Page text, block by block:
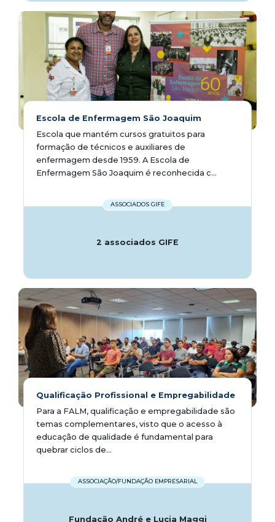
Escola de Enfermagem São Joaquim
Escola que mantém cursos gratuitos para
formação de técnicos e auxiliares de
enfermagem desde 1959. A Escola de
Enfermagem São Joaquim é reconhecida c...
ASSOCIADOS GIFE
2 associados GIFE
Qualificação Profissional e Empregabilidade
Para a FALM, qualificação e empregabilidade são
temas complementares, visto que o acesso à
educação de qualidade é fundamental para
quebrar ciclos de...
ASSOCIAÇÃO/FUNDAÇÃO EMPRESARIAL
Fundação André e Lucia Maggi